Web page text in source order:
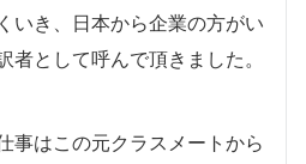
いき、日本から企業の方がい
者として呼んで頂きました。
事はこの元クラスメートから